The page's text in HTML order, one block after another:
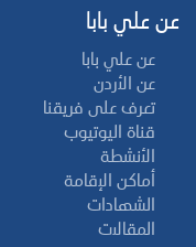
عن علي بابا
عن علي بابا
عن الأردن
تعرف على فريقنا
قناة اليوتيوب
الأنشطة
أماكن الإقامة
الشهادات
المقالات